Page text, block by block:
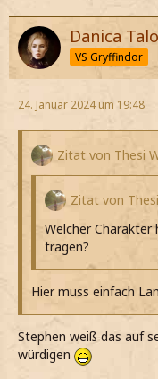
Danica
VS Gryffindor
24. Januar 2024 um 19:48
Zitat von Thesi
Zitat von
Welcher Charakter
tragen?
Hier muss einfach
Stephen weiß das auf
würdigen